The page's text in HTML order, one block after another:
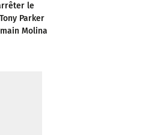
le
Parker
Molina